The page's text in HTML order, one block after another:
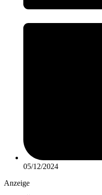
05/12/2024
Anzeige